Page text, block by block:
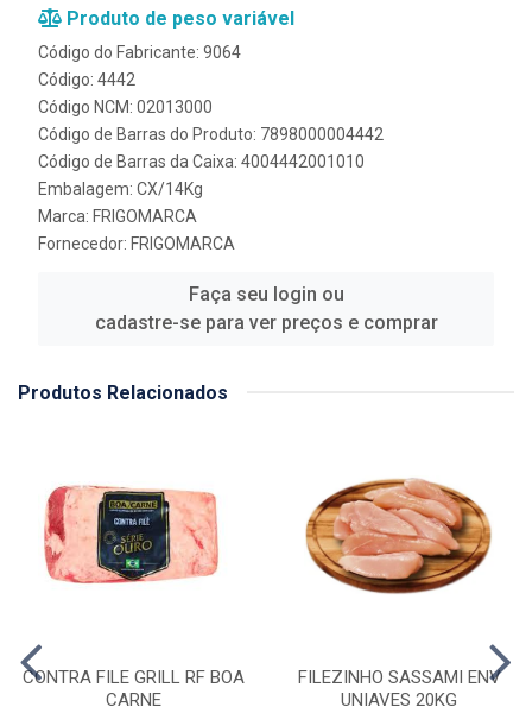
Produto de peso variável
Código do Fabricante: 9064
Código: 4442
Código NCM: 02013000
Código de Barras do Produto: 7898000004442
Código de Barras da Caixa: 4004442001010
Embalagem: CX/14Kg
Marca: FRIGOMARCA
Fornecedor: FRIGOMARCA
Faça seu login ou
cadastre-se para ver preços e comprar
Produtos Relacionados
CONTRA FILE GRILL RF BOA
CARNE
FILEZINHO SASSAMI ENV
UNIAVES 20KG